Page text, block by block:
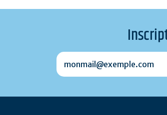
monmail@exemple.com